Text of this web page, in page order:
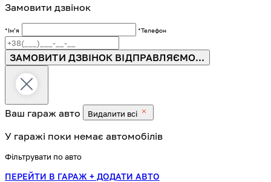
Замовити дзвінок
*Імʼя *Телефон
ЗАМОВИТИ ДЗВІНОК ВІДПРАВЛЯЄМО...
Ваш гараж авто Видалити всі
У гаражі поки немає автомобілів
Фільтрувати по авто
ПЕРЕЙТИ В ГАРАЖ + ДОДАТИ АВТО